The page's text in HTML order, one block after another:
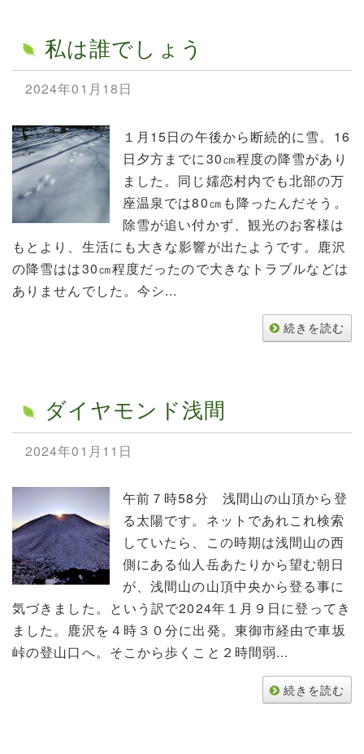
私は誰でしょう
2024年01月18日
１月15日の午後から断続的に雪。16
日夕方までに30㎝程度の降雪があり
ました。同じ嬬恋村内でも北部の万
座温泉では80㎝も降ったんだそう。
除雪が追い付かず、観光のお客様は
もとより、生活にも大きな影響が出たようです。鹿沢
の降雪はは30㎝程度だったので大きなトラブルなどは
ありませんでした。今シ...
続きを読む
ダイヤモンド浅間
2024年01月11日
午前７時58分 浅間山の山頂から登
る太陽です。ネットであれこれ検索
していたら、この時期は浅間山の西
側にある仙人岳あたりから望む朝日
が、浅間山の山頂中央から登る事に
気づきました。という訳で2024年１月９日に登ってき
ました。鹿沢を４時３０分に出発。東御市経由で車坂
峠の登山口へ。そこから歩くこと２時間弱...
続きを読む